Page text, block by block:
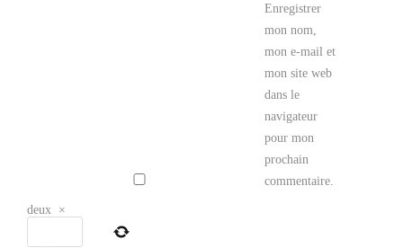
Enregistrer
mon nom,
mon e-mail et
mon site web
dans le
navigateur
pour mon
prochain
commentaire.
deux ×